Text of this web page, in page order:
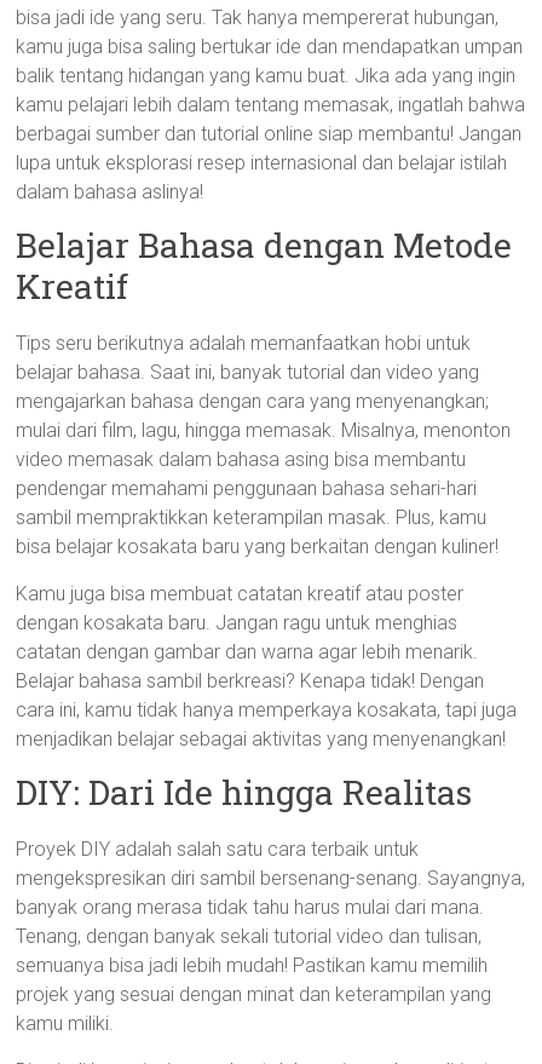
bisa jadi ide yang seru. Tak hanya mempererat hubungan,
kamu juga bisa saling bertukar ide dan mendapatkan umpan
balik tentang hidangan yang kamu buat. Jika ada yang ingin
kamu pelajari lebih dalam tentang memasak, ingatlah bahwa
berbagai sumber dan tutorial online siap membantu! Jangan
lupa untuk eksplorasi resep internasional dan belajar istilah
dalam bahasa aslinya!
Belajar Bahasa dengan Metode
Kreatif
Tips seru berikutnya adalah memanfaatkan hobi untuk
belajar bahasa. Saat ini, banyak tutorial dan video yang
mengajarkan bahasa dengan cara yang menyenangkan;
mulai dari film, lagu, hingga memasak. Misalnya, menonton
video memasak dalam bahasa asing bisa membantu
pendengar memahami penggunaan bahasa sehari-hari
sambil mempraktikkan keterampilan masak. Plus, kamu
bisa belajar kosakata baru yang berkaitan dengan kuliner!
Kamu juga bisa membuat catatan kreatif atau poster
dengan kosakata baru. Jangan ragu untuk menghias
catatan dengan gambar dan warna agar lebih menarik.
Belajar bahasa sambil berkreasi? Kenapa tidak! Dengan
cara ini, kamu tidak hanya memperkaya kosakata, tapi juga
menjadikan belajar sebagai aktivitas yang menyenangkan!
DIY: Dari Ide hingga Realitas
Proyek DIY adalah salah satu cara terbaik untuk
mengekspresikan diri sambil bersenang-senang. Sayangnya,
banyak orang merasa tidak tahu harus mulai dari mana.
Tenang, dengan banyak sekali tutorial video dan tulisan,
semuanya bisa jadi lebih mudah! Pastikan kamu memilih
projek yang sesuai dengan minat dan keterampilan yang
kamu miliki.